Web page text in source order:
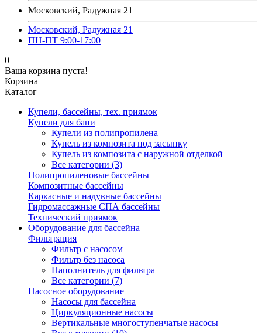
Московский, Радужная 21
Московский, Радужная 21
ПН-ПТ 9:00-17:00
0
Ваша корзина пуста!
Корзина
Каталог
Купели, бассейны, тех. приямок
Купели для бани
Купели из полипропилена
Купель из композита под засыпку
Купель из композита с наружной отделкой
Все категории (3)
Полипропиленовые бассейны
Композитные бассейны
Каркасные и надувные бассейны
Гидромассажные СПА бассейны
Технический приямок
Оборудование для бассейна
Фильтрация
Фильтр с насосом
Фильтр без насоса
Наполнитель для фильтра
Все категории (7)
Насосное оборудование
Насосы для бассейна
Циркуляционные насосы
Вертикальные многоступенчатые насосы